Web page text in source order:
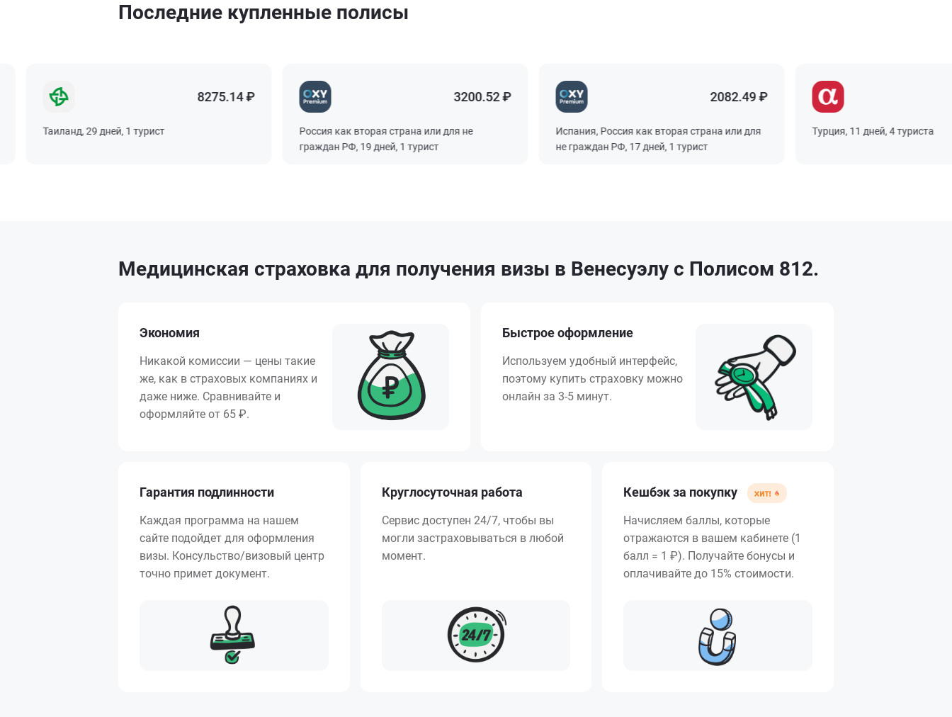
Последние купленные полисы
8275.14 ₽
Таиланд, 29 дней, 1 турист
3200.52 ₽
Россия как вторая страна или для не
граждан РФ, 19 дней, 1 турист
2082.49 ₽
Испания, Россия как вторая страна или для
не граждан РФ, 17 дней, 1 турист
Турция, 11 дней, 4 туриста
Медицинская страховка для получения визы в Венесуэлу с Полисом 812.
Экономия
Никакой комиссии — цены такие
же, как в страховых компаниях и
даже ниже. Сравнивайте и
оформляйте от 65 ₽.
Быстрое оформление
Используем удобный интерфейс,
поэтому купить страховку можно
онлайн за 3-5 минут.
Гарантия подлинности
Каждая программа на нашем
сайте подойдет для оформления
визы. Консульство/визовый центр
точно примет документ.
Круглосуточная работа
Сервис доступен 24/7, чтобы вы
могли застраховываться в любой
момент.
Кешбэк за покупку
Начисляем баллы, которые
отражаются в вашем кабинете (1
балл = 1 ₽). Получайте бонусы и
оплачивайте до 15% стоимости.